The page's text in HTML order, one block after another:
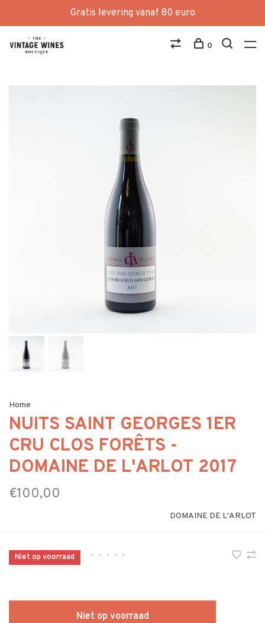
Gratis levering vanaf 80 euro
0
Home
NUITS SAINT GEORGES 1ER
CRU CLOS FORÊTS -
DOMAINE DE L'ARLOT 2017
€100,00
DOMAINE DE L'ARLOT
Niet op voorraad • • • • •
Niet op voorraad